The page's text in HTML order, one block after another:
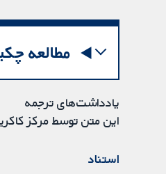
مطالعه
یادداشت‌های ترجمه
این متن توسط مرکز
استناد